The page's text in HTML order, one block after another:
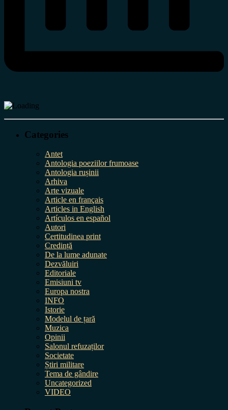
Categories
Antet
Antologia poeziilor frumoase
Antologia rușinii
Arhiva
Arte vizuale
Article en français
Articles in English
Artículos en español
Autori
Certitudinea print
Credință
De la lume adunate
Dezvăluiri
Editoriale
Emisiuni tv
Europa nostra
INFO
Istorie
Modelul de țară
Muzica
Opinii
Salonul refuzaților
Societate
Știri militare
Tema de gândire
Uncategorized
VIDEO